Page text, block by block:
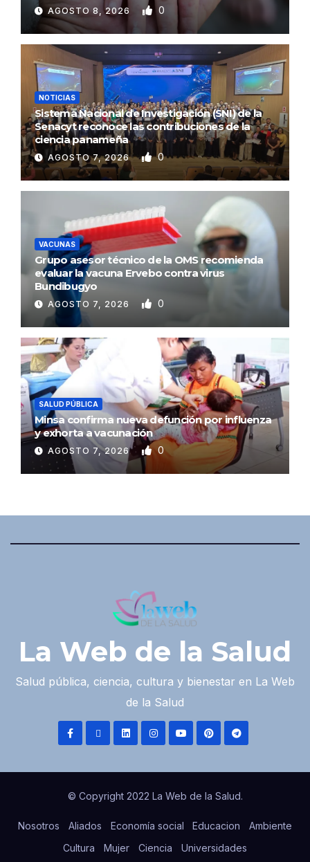
AGOSTO 8, 2026 0
NOTICIAS
Sistema Nacional de Investigación (SNI) de la
Senacyt reconoce las contribuciones de la
ciencia panameña
AGOSTO 7, 2026 0
VACUNAS
Grupo asesor técnico de la OMS recomienda
evaluar la vacuna Ervebo contra virus
Bundibugyo
AGOSTO 7, 2026 0
SALUD PÚBLICA
Minsa confirma nueva defunción por influenza
y exhorta a vacunación
AGOSTO 7, 2026 0
La Web de la Salud
Salud pública, ciencia, cultura y bienestar en La Web
de la Salud
© Copyright 2022 La Web de la Salud.
Nosotros Aliados Economía social Educacion
Ambiente
Cultura
Mujer Ciencia Universidades